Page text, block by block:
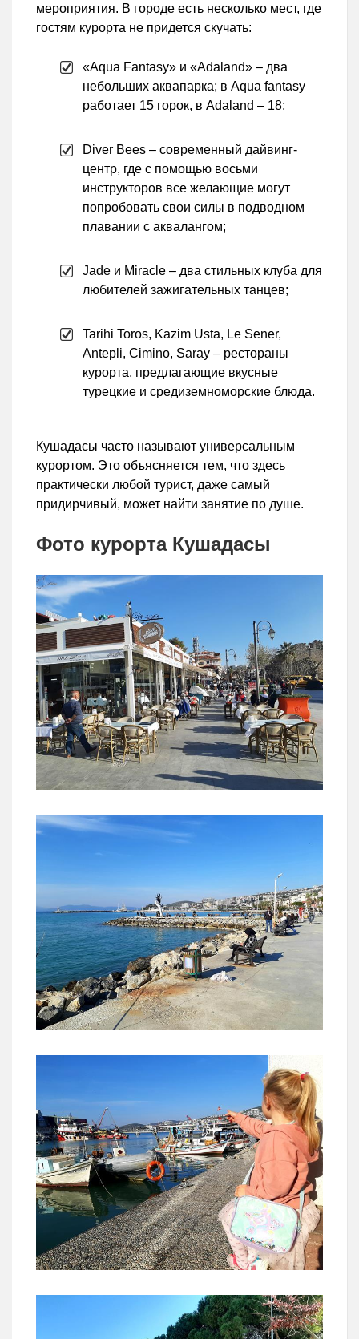
мероприятия. В городе есть несколько мест, где
гостям курорта не придется скучать:
«Aqua Fantasy» и «Adaland» – два
небольших аквапарка; в Aqua fantasy
работает 15 горок, в Adaland – 18;
Diver Bees – современный дайвинг-
центр, где с помощью восьми
инструкторов все желающие могут
попробовать свои силы в подводном
плавании с аквалангом;
Jade и Miracle – два стильных клуба для
любителей зажигательных танцев;
Tarihi Toros, Kazim Usta, Le Sener,
Antepli, Cimino, Saray – рестораны
курорта, предлагающие вкусные
турецкие и средиземноморские блюда.
Кушадасы часто называют универсальным
курортом. Это объясняется тем, что здесь
практически любой турист, даже самый
придирчивый, может найти занятие по душе.
Фото курорта Кушадасы